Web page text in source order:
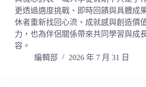
更透過適度挑戰、即時回饋與具體成
休者重新找回心流、成就感與創造價
力，也為伴侶關係帶來共同學習與成
容。
編輯部
2026 年 7 月 31 日